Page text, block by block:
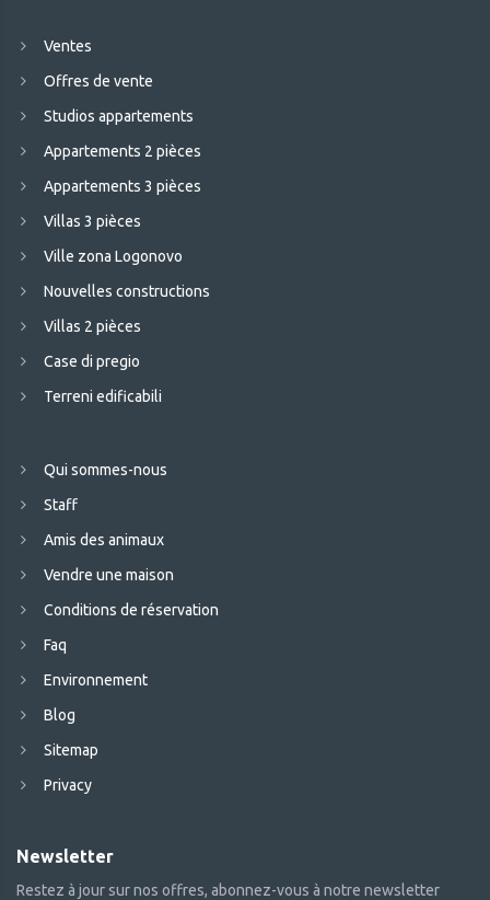
Ventes
Offres de vente
Studios appartements
Appartements 2 pièces
Appartements 3 pièces
Villas 3 pièces
Ville zona Logonovo
Nouvelles constructions
Villas 2 pièces
Case di pregio
Terreni edificabili
Qui sommes-nous
Staff
Amis des animaux
Vendre une maison
Conditions de réservation
Faq
Environnement
Blog
Sitemap
Privacy
Newsletter
Restez à jour sur nos offres, abonnez-vous à notre newsletter